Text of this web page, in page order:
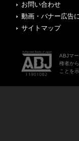
お問い合わせ
動画・バナー広告
サイトマップ
ABJマ
権者か
ことを